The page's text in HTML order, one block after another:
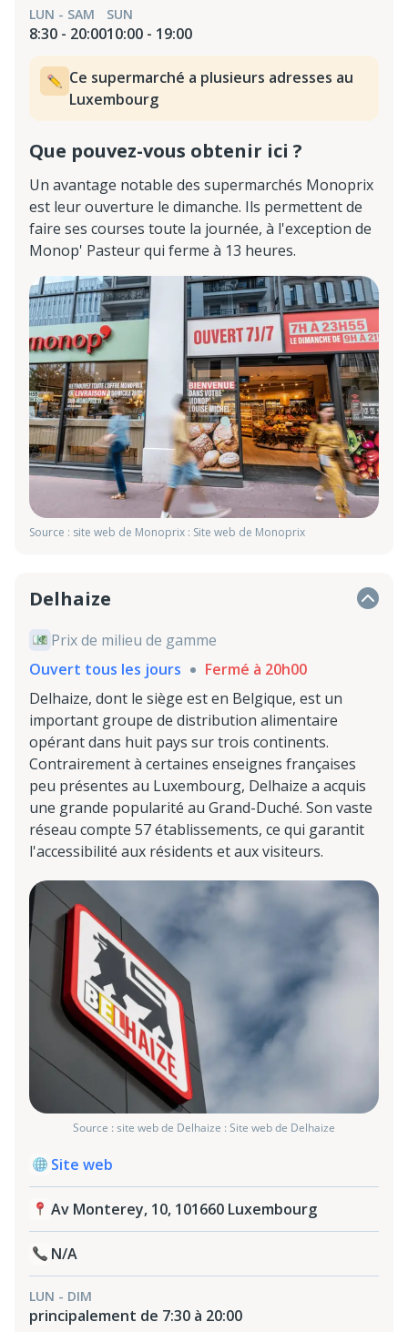
LUN - SAM
8:30 - 20:00
SUN
10:00 - 19:00
Ce supermarché a plusieurs adresses au
Luxembourg
Que pouvez-vous obtenir ici ?
Un avantage notable des supermarchés Monoprix
est leur ouverture le dimanche. Ils permettent de
faire ses courses toute la journée, à l'exception de
Monop' Pasteur qui ferme à 13 heures.
Source : site web de Monoprix : Site web de Monoprix
Delhaize
Prix de milieu de gamme
Ouvert tous les jours
Fermé à 20h00
Delhaize, dont le siège est en Belgique, est un
important groupe de distribution alimentaire
opérant dans huit pays sur trois continents.
Contrairement à certaines enseignes françaises
peu présentes au Luxembourg, Delhaize a acquis
une grande popularité au Grand-Duché. Son vaste
réseau compte 57 établissements, ce qui garantit
l'accessibilité aux résidents et aux visiteurs.
Source : site web de Delhaize : Site web de Delhaize
Site web
Av Monterey, 10, 101660 Luxembourg
N/A
LUN - DIM
principalement de 7:30 à 20:00